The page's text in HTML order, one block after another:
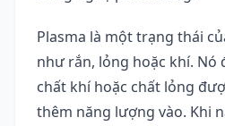
Plasma là một trạng thái
như rắn, lỏng hoặc khí.
chất khí hoặc chất lỏng
thêm năng lượng vào. Khi